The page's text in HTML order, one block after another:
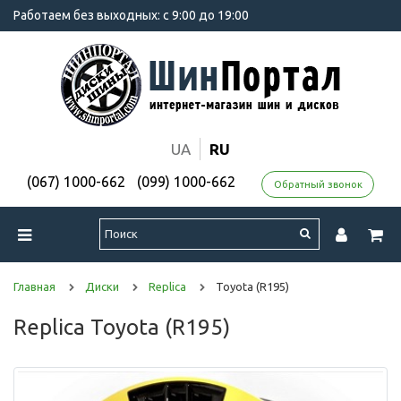
Работаем без выходных: с 9:00 до 19:00
UA RU
(067) 1000-662 (099) 1000-662 Обратный звонок
Главная Диски Replica Toyota (R195)
Replica Toyota (R195)